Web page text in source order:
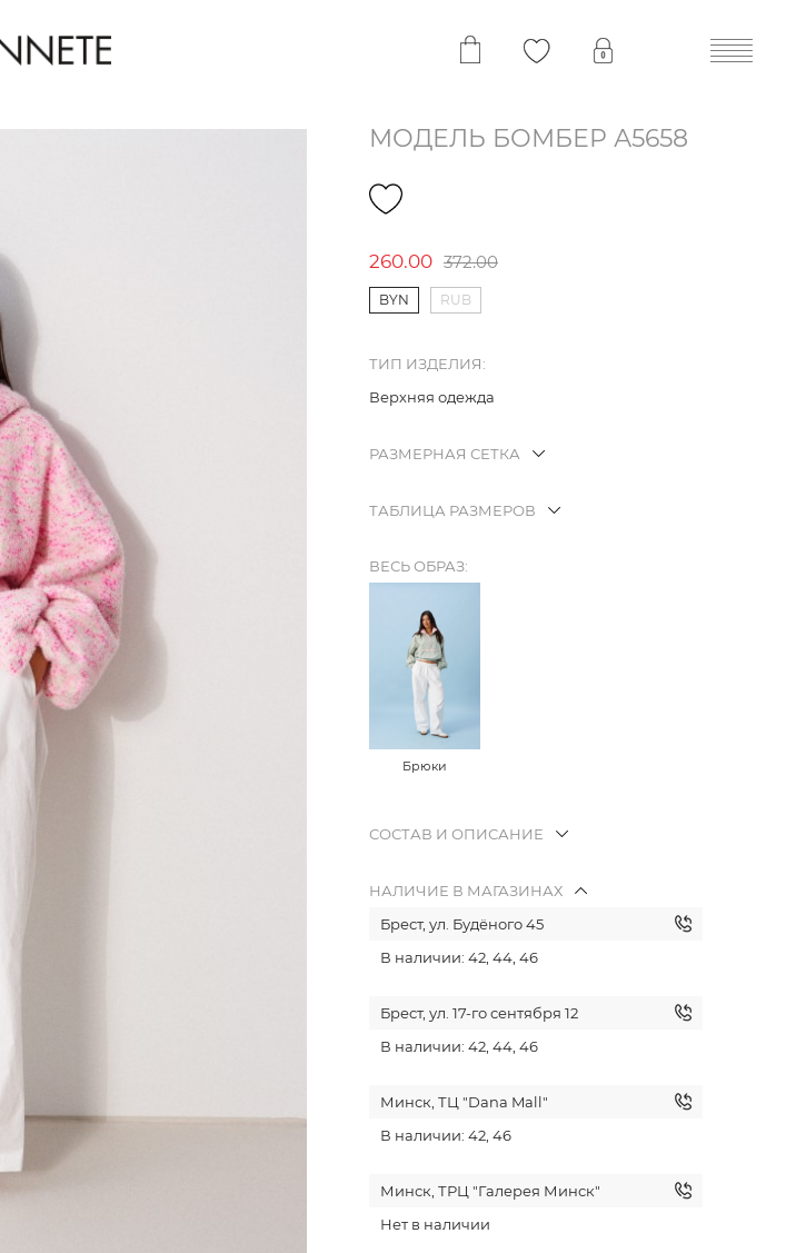
МОДЕЛЬ БОМБЕР А5658
260.00 372.00
BYN RUB
ТИП ИЗДЕЛИЯ:
Верхняя одежда
РАЗМЕРНАЯ СЕТКА
ТАБЛИЦА РАЗМЕРОВ
ВЕСЬ ОБРАЗ:
Брюки
СОСТАВ И ОПИСАНИЕ
НАЛИЧИЕ В МАГАЗИНАХ
Брест, ул. Будёного 45
В наличии: 42, 44, 46
Брест, ул. 17-го сентября 12
В наличии: 42, 44, 46
Минск, ТЦ "Dana Mall"
В наличии: 42, 46
Минск, ТРЦ "Галерея Минск"
Нет в наличии